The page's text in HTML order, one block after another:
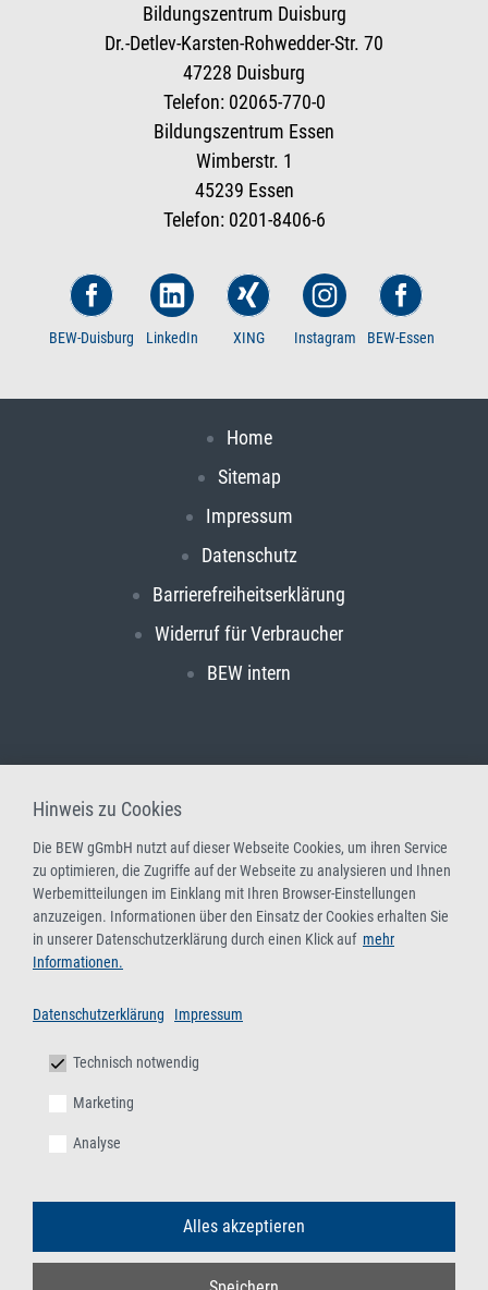
Bildungszentrum Duisburg
Dr.-Detlev-Karsten-Rohwedder-Str. 70
47228 Duisburg
Telefon: 02065-770-0
Bildungszentrum Essen
Wimberstr. 1
45239 Essen
Telefon: 0201-8406-6
BEW-Duisburg LinkedIn XING Instagram BEW-Essen
Home
Sitemap
Impressum
Datenschutz
Barrierefreiheitserklärung
Widerruf für Verbraucher
BEW intern
Hinweis zu Cookies
Die BEW gGmbH nutzt auf dieser Webseite Cookies, um ihren Service
zu optimieren, die Zugriffe auf der Webseite zu analysieren und Ihnen
Werbemitteilungen im Einklang mit Ihren Browser-Einstellungen
anzuzeigen. Informationen über den Einsatz der Cookies erhalten Sie
in unserer Datenschutzerklärung durch einen Klick auf mehr
Informationen.
Datenschutzerklärung Impressum
Technisch notwendig
Marketing
Analyse
Alles akzeptieren